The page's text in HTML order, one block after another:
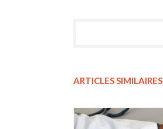
ARTICLES SIMILAIRES